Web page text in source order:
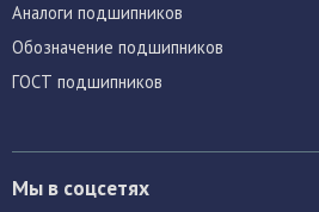
Аналоги подшипников
Обозначение подшипников
ГОСТ подшипников
Мы в соцсетях